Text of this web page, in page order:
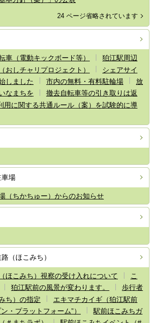
24 ページ省略されています
車（電動キックボード等）
狛江駅周辺
おしチャリプロジェクト）
シェアサイ
しました
市内の無料・有料駐輪場
放
なまちを
撤去自転車等の引き取りは返
用に関する共通ルール（案）を試験的に導
車場
（ちかちゅー）からのお知らせ
（ほこみち）
ほこみち）視察の受け入れについて
こ
狛江駅前の風景が変わります。
歩行者
ち）の指定
エキマチカイギ（狛江駅前
・プラットフォーム”）
駅前ほこみちガ